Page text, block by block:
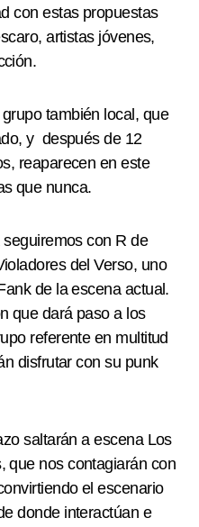
con estas propuestas
artistas jóvenes,
también local, que
y después de 12
reaparecen en este
que nunca.
con R de
del Verso, uno
de la escena actual.
que dará paso a los
referente en multitud
disfrutar con su punk
saltarán a escena Los
que nos contagiarán con
el escenario
donde interactúan e